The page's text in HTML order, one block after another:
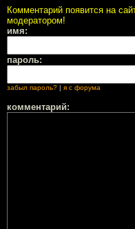
Комментарий появится на
модератором!
имя:
пароль:
забыл пароль? | я с форума
комментарий: